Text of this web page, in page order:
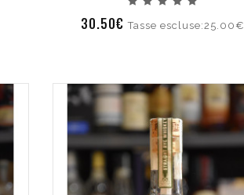
30.50€Tasse escluse:25.00€